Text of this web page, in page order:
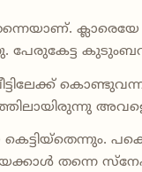
പേരുകേട്ട
അവളെ
തന്നെ